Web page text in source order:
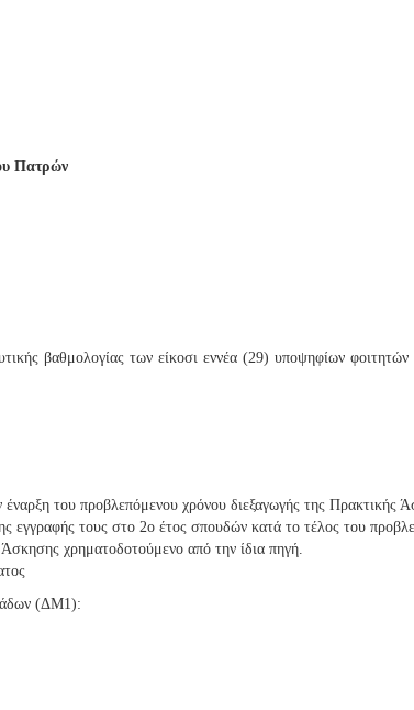
Πατρών
βαθμολογίας των είκοσι εννέα (29) υποψηφίων
του προβλεπόμενου χρόνου διεξαγωγής της Πρακτικής
τους στο 2ο έτος σπουδών κατά το τέλος του
χρηματοδοτούμενο από την ίδια πηγή.
(ΔΜ1):